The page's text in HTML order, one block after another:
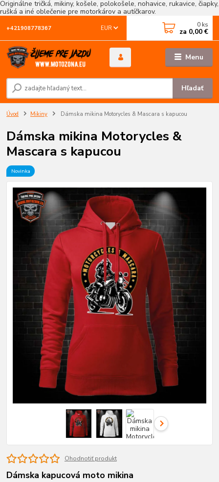
Originálne tričká, mikiny, košele, polokošele, nohavice, rukavice, čiapky,
rušká a iné oblečenie pre motorkárov a autíčkarov.
Menu
EUR
Hľadať
+421908778367 0 ks
za 0,00 €
Úvod Mikiny Dámska mikina Motorycles & Mascara s kapucou
Dámska mikina Motorycles &
Mascara s kapucou
Novinka
Ohodnotiť produkt
Dámska kapucová moto mikina